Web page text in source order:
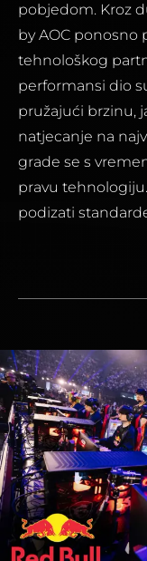
pobjedom. Kroz
by AOC ponosno
tehnološkog
performansi dio
pružajući brzinu,
natjecanje na
grade se s
pravu
podizati